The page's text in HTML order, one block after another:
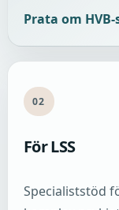
Prata om
02
För LSS
Specialiststöd